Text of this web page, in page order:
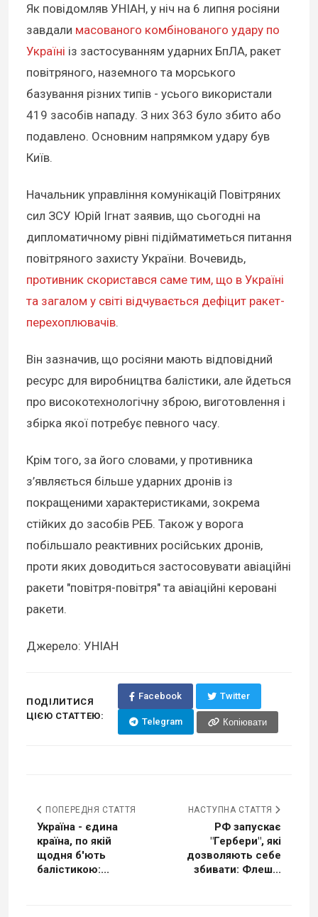
Як повідомляв УНІАН, у ніч на 6 липня росіяни
завдали масованого комбінованого удару по
Україні із застосуванням ударних БпЛА, ракет
повітряного, наземного та морського
базування різних типів - усього використали
419 засобів нападу. З них 363 було збито або
подавлено. Основним напрямком удару був
Київ.
Начальник управління комунікацій Повітряних
сил ЗСУ Юрій Ігнат заявив, що сьогодні на
дипломатичному рівні підійматиметься питання
повітряного захисту України. Вочевидь,
противник скористався саме тим, що в Україні
та загалом у світі відчувається дефіцит ракет-
перехоплювачів.
Він зазначив, що росіяни мають відповідний
ресурс для виробництва балістики, але йдеться
про високотехнологічну зброю, виготовлення і
збірка якої потребує певного часу.
Крім того, за його словами, у противника
з’являється більше ударних дронів із
покращеними характеристиками, зокрема
стійких до засобів РЕБ. Також у ворога
побільшало реактивних російських дронів,
проти яких доводиться застосовувати авіаційні
ракети "повітря-повітря" та авіаційні керовані
ракети.
Джерело: УНІАН
ПОДІЛИТИСЯ
ЦІЄЮ СТАТТЕЮ:
Facebook Twitter
Telegram Копіювати
ПОПЕРЕДНЯ СТАТТЯ
Україна - єдина
країна, по якій
щодня б'ють
балістикою:...
НАСТУПНА СТАТТЯ
РФ запускає
"Гербери", які
дозволяють себе
збивати: Флеш...